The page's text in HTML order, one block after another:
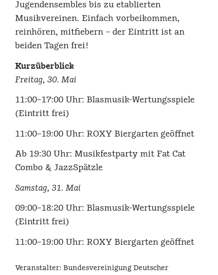
Jugendensembles bis zu etablierten
Musikvereinen. Einfach vorbeikommen,
reinhören, mitfiebern – der Eintritt ist an
beiden Tagen frei!
Kurzüberblick
Freitag, 30. Mai
11:00–17:00 Uhr: Blasmusik-Wertungsspiele
(Eintritt frei)
11:00–19:00 Uhr: ROXY Biergarten geöffnet
Ab 19:30 Uhr: Musikfestparty mit Fat Cat
Combo & JazzSpätzle
Samstag, 31. Mai
09:00–18:20 Uhr: Blasmusik-Wertungsspiele
(Eintritt frei)
11:00–19:00 Uhr: ROXY Biergarten geöffnet
Veranstalter: Bundesvereinigung Deutscher